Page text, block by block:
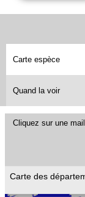
Carte espèce
Quand la voir
Cliquez sur une
Carte des